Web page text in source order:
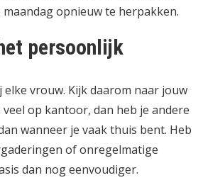
opnieuw te herpakken.
persoonlijk
vrouw. Kijk daarom naar jouw
veel op kantoor, dan heb je andere
wanneer je vaak thuis bent. Heb
of onregelmatige
dan nog eenvoudiger.